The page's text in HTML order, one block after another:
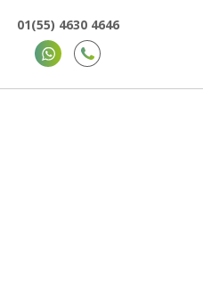
01(55) 4630 4646